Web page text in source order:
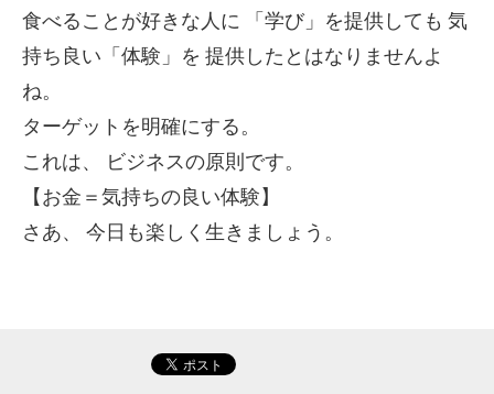
食べることが好きな人に 「学び」を提供しても 気
持ち良い「体験」を 提供したとはなりませんよ
ね。
ターゲットを明確にする。
これは、
ビジネスの原則です。
【お金＝気持ちの良い体験】
さあ、
今日も楽しく生きましょう。